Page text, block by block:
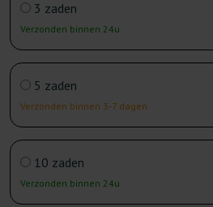
3 zaden
Verzonden binnen 24u
5 zaden
Verzonden binnen 3-7 dagen
10 zaden
Verzonden binnen 24u